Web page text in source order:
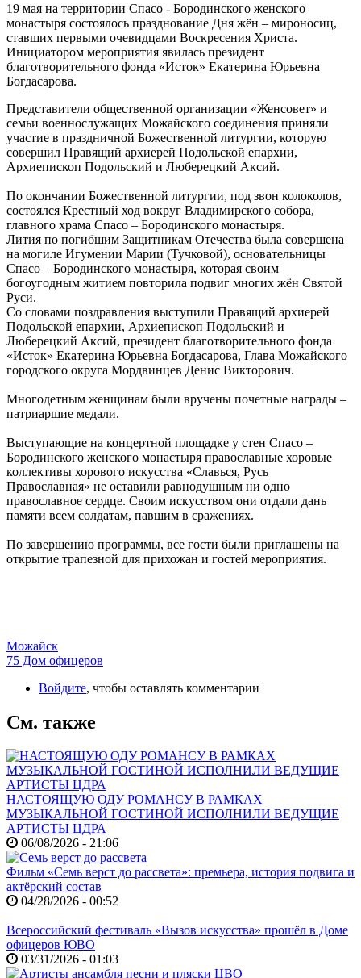
19 мая на территории Спасо - Бородинского женского
монастыря состоялось празднование Дня жён – мироносиц,
ставших первыми очевидцами Воскресения Христа.
Инициатором мероприятия явилась президент
благотворительного фонда «Исток» Екатерина Юрьевна
Богдасарова.
Представители общественной организации «Женсовет» и
семьи военнослужащих Можайского соединения приняли
участие в праздничной Божественной литургии, которую
совершил Правящий архиерей Подольской епархии,
Архиепископ Подольский и Люберецкий Аксий.
По окончании Божественной литургии, под звон колоколов,
состоялся Крестный ход вокруг Владимирского собора,
главного храма Спасо – Бородинского монастыря.
Лития по погибшим Защитникам Отечества была совершена
на могиле Игумении Марии (Тучковой), основательницы
Спасо – Бородинского монастыря, которая своим
богоугодным житием повторила подвиг многих жён Святой
Руси.
Со словами поздравления выступили Правящий архиерей
Подольской епархии, Архиепископ Подольский и
Люберецкий Аксий, президент благотворительного фонда
«Исток» Екатерина Юрьевна Богдасарова, Глава Можайского
городского округа Мордвинцев Денис Викторович.
Многодетным женщинам были вручены почетные награды –
патриаршие медали.
Выступающие на концертной площадке у стен Спасо –
Бородинского женского монастыря православные хоровые
коллективы хорового искусства «Славься, Русь
Православная» не оставили равнодушным ни одно
православное сердце. Своим искусством они отдали дань
памяти всем солдатам, павшим в сражениях.
По завершению программы, все гости были приглашены на
открытие трапезной для прихожан и гостей мероприятия.
Можайск
75 Дом офицеров
Войдите, чтобы оставлять комментарии
См. также
НАСТОЯЩУЮ ОДУ РОМАНСУ В РАМКАХ
МУЗЫКАЛЬНОЙ ГОСТИНОЙ ИСПОЛНИЛИ ВЕДУЩИЕ
АРТИСТЫ ЦДРА
06/08/2026 - 21:06
Фильм «Семь верст до рассвета»: премьера, история подвига и
актёрский состав
04/28/2026 - 00:52
Всероссийский фестиваль «Вызов искусства» прошёл в Доме
офицеров ЮВО
03/31/2026 - 01:03